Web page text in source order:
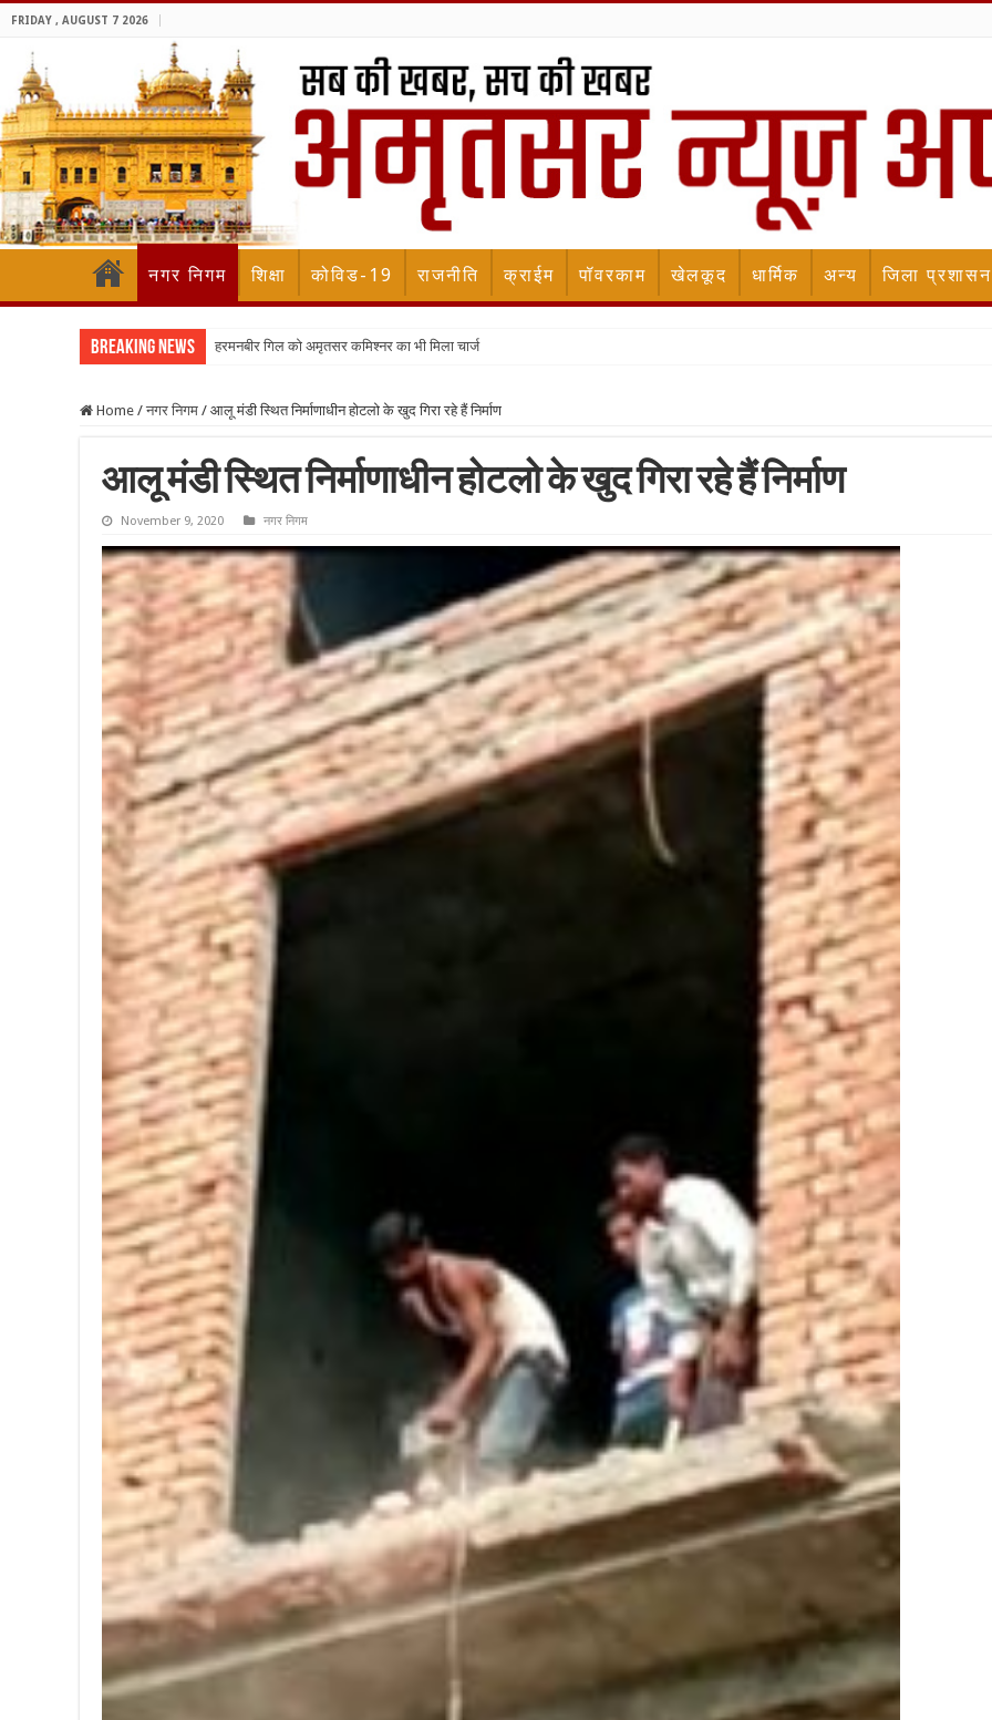
FRIDAY , AUGUST 7 2026
नगर निगम शिक्षा कोविड-19 राजनीति क्राईम पॉवरकाम खेलकूद धार्मिक अन्य जिला प्रशासन
Breaking News हरमनबीर गिल को अमृतसर कमिश्नर का भी मिला चार्ज
Home / नगर निगम / आलू मंडी स्थित निर्माणाधीन होटलो के खुद गिरा रहे हैं निर्माण
आलू मंडी स्थित निर्माणाधीन होटलो के खुद गिरा रहे हैं निर्माण
November 9, 2020 नगर निगम